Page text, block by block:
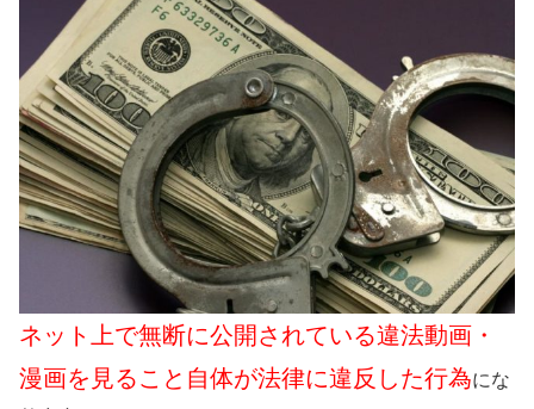
ネット上で無断に公開されている違法動画・
漫画を見ること自体が法律に違反した行為にな